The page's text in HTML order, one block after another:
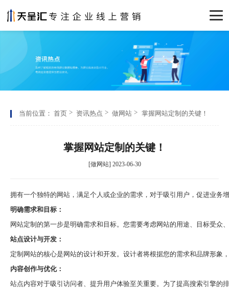
当前位置： 首页 资讯热点 做网站 掌握网站定制的关键！
掌握网站定制的关键！
[做网站] 2023-06-30
拥有一个独特的网站，满足个人或企业的需求，对于吸引用户，促进业
明确需求和目标：
网站定制的第一步是明确需求和目标。您需要考虑网站的用途、目标受
站点设计与开发：
定制网站的核心是网站的设计和开发。设计者将根据您的需求和品牌形
内容创作与优化：
站点内容对于吸引访问者、提升用户体验至关重要。为了提高搜索引擎